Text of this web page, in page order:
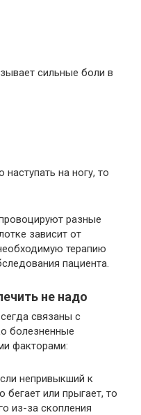
сильные боли в
на ногу, то
разные
зависит от
терапию
пациента.
не надо
связаны с
болезненные
факторами:
непривыкший к
бегает или прыгает, то
из-за скопления